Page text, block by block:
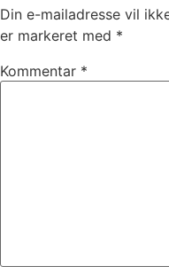
Din e-mailadresse vil
er markeret med *
Kommentar *